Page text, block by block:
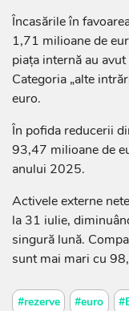
Încasările în
1,71 milioane de
piața internă au
Categoria „alte
euro.
În pofida reducerii
93,47 milioane de
anului 2025.
Activele externe
la 31 iulie,
singură lună.
sunt mai mari cu
#rezerve #euro